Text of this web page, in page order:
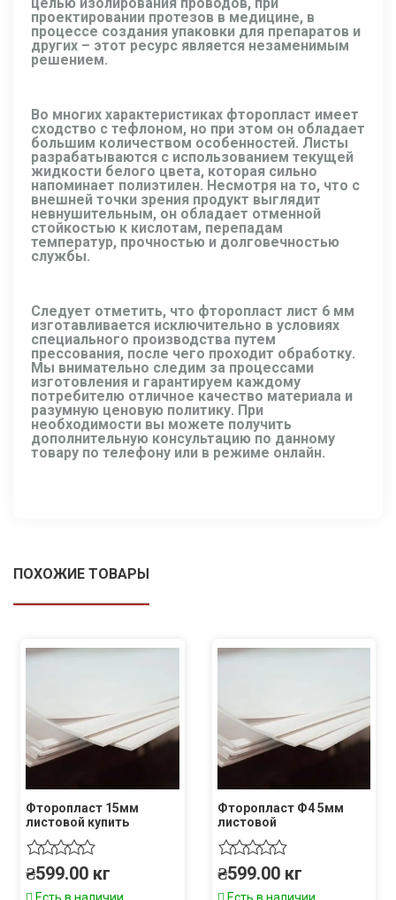
проектировании протезов в медицине, в
процессе создания упаковки для препаратов и
других – этот ресурс является незаменимым
решением.
Во многих характеристиках фторопласт имеет
сходство с тефлоном, но при этом он обладает
большим количеством особенностей. Листы
разрабатываются с использованием текущей
жидкости белого цвета, которая сильно
напоминает полиэтилен. Несмотря на то, что с
внешней точки зрения продукт выглядит
невнушительным, он обладает отменной
стойкостью к кислотам, перепадам
температур, прочностью и долговечностью
службы.
Следует отметить, что фторопласт лист 6 мм
изготавливается исключительно в условиях
специального производства путем
прессования, после чего проходит обработку.
Мы внимательно следим за процессами
изготовления и гарантируем каждому
потребителю отличное качество материала и
разумную ценовую политику. При
необходимости вы можете получить
дополнительную консультацию по данному
товару по телефону или в режиме онлайн.
ПОХОЖИЕ ТОВАРЫ
Фторопласт 15мм
листовой купить
₴599.00 кг
Есть в наличии
Фторопласт Ф4 5мм
листовой
₴599.00 кг
Есть в наличии